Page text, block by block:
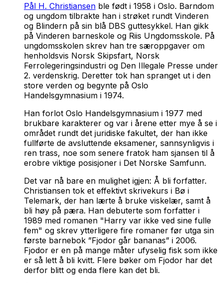
Pål H. Christiansen ble født i 1958 i Oslo. Barndom
og ungdom tilbrakte han i strøket rundt Vinderen
og Blindern på sin blå DBS guttesykkel. Han gikk
på Vinderen barneskole og Riis Ungdomsskole. På
ungdomsskolen skrev han tre særoppgaver om
henholdsvis Norsk Skipsfart, Norsk
Ferrolegeringsindustri og Den Illegale Presse under
2. verdenskrig. Deretter tok han spranget ut i den
store verden og begynte på Oslo
Handelsgymnasium i 1974.
Han forlot Oslo Handelsgymnasium i 1977 med
brukbare karakterer og var i årene etter mye å se i
området rundt det juridiske fakultet, der han ikke
fullførte de avsluttende eksamener, sannsynligvis i
ren trass, noe som senere fratok ham sjansen til å
erobre viktige posisjoner i Det Norske Samfunn.
Det var nå bare en mulighet igjen: Å bli forfatter.
Christiansen tok et effektivt skrivekurs i Bø i
Telemark, der han lærte å bruke viskelær, samt å
bli høy på pæra. Han debuterte som forfatter i
1989 med romanen "Harry var ikke ved sine fulle
fem" og skrev ytterligere fire romaner før utga sin
første barnebok ”Fjodor går bananas” i 2006.
Fjodor er en på mange måter ufyselig fisk som ikke
er så lett å bli kvitt. Flere bøker om Fjodor har det
derfor blitt og enda flere kan det bli.